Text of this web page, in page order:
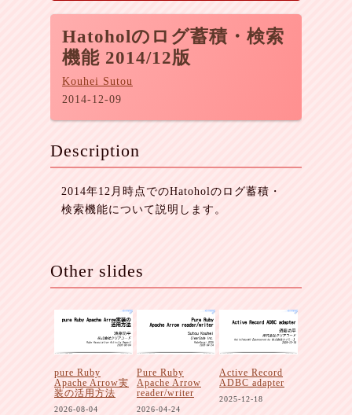
Hatoholのログ蓄積・検索
機能 2014/12版
Kouhei Sutou
2014-12-09
Description
2014年12月時点でのHatoholのログ蓄積・
検索機能について説明します。
Other slides
pure Ruby
Apache Arrow実
装の活用方法
2026-08-04
Pure Ruby
Apache Arrow
reader/writer
2026-04-24
Active Record
ADBC adapter
2025-12-18